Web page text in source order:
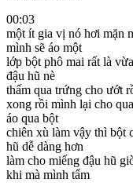
00:03
một ít gia vị nó hơi mặn
mình sẽ áo một
lớp bột phô mai rất là
đậu hũ nè
thấm qua trứng cho ướt
xong rồi mình lại cho
áo qua bột
chiên xù làm vậy thì bột
hũ dễ dàng hơn
làm cho miếng đậu hũ
khi mà mình tẩm